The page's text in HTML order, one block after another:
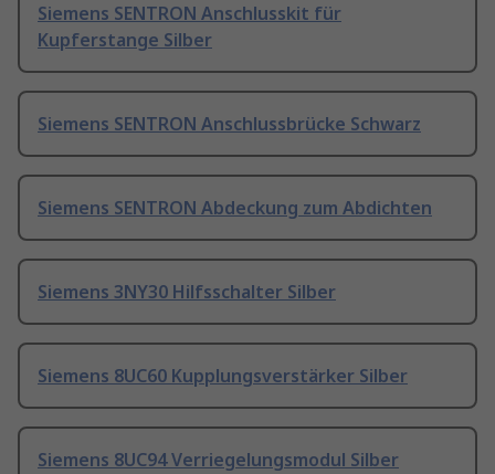
Siemens SENTRON Anschlusskit für
Kupferstange Silber
Siemens SENTRON Anschlussbrücke Schwarz
Siemens SENTRON Abdeckung zum Abdichten
Siemens 3NY30 Hilfsschalter Silber
Siemens 8UC60 Kupplungsverstärker Silber
Siemens 8UC94 Verriegelungsmodul Silber